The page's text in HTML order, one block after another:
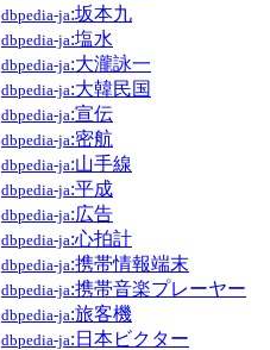
dbpedia-ja:坂本九
dbpedia-ja:塩水
dbpedia-ja:大瀧詠一
dbpedia-ja:大韓民国
dbpedia-ja:宣伝
dbpedia-ja:密航
dbpedia-ja:山手線
dbpedia-ja:平成
dbpedia-ja:広告
dbpedia-ja:心拍計
dbpedia-ja:携帯情報端末
dbpedia-ja:携帯音楽プレーヤー
dbpedia-ja:旅客機
dbpedia-ja:日本ビクター